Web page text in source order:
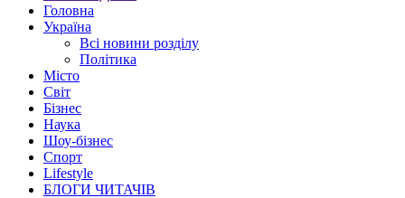
Головна
Україна
Всі новини розділу
Політика
Місто
Світ
Бізнес
Наука
Шоу-бізнес
Спорт
Lifestyle
БЛОГИ ЧИТАЧІВ